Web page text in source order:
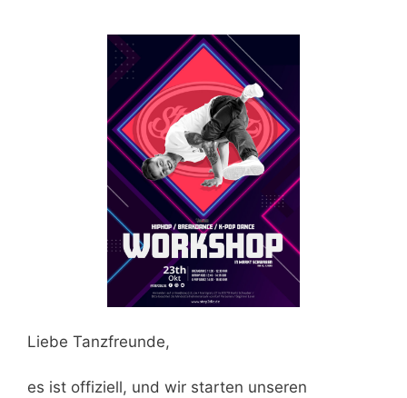
Liebe Tanzfreunde,
es ist offiziell, und wir starten unseren